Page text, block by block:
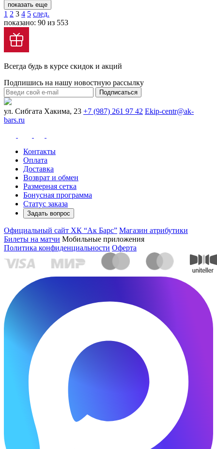
показать еще
1 2 3 4 5 след.
показано: 90 из 553
Всегда будь в курсе скидок и акций
Подпишись на нашу новостную рассылку
Подписаться
ул. Сибгата Хакима, 23 +7 (987) 261 97 42 Ekip-centr@ak-
bars.ru
Контакты
Оплата
Доставка
Возврат и обмен
Размерная сетка
Бонусная программа
Статус заказа
Задать вопрос
Официальный сайт ХК “Ак Барс” Магазин атрибутики
Билеты на матчи Мобильные приложения
Политика конфиденциальности Оферта